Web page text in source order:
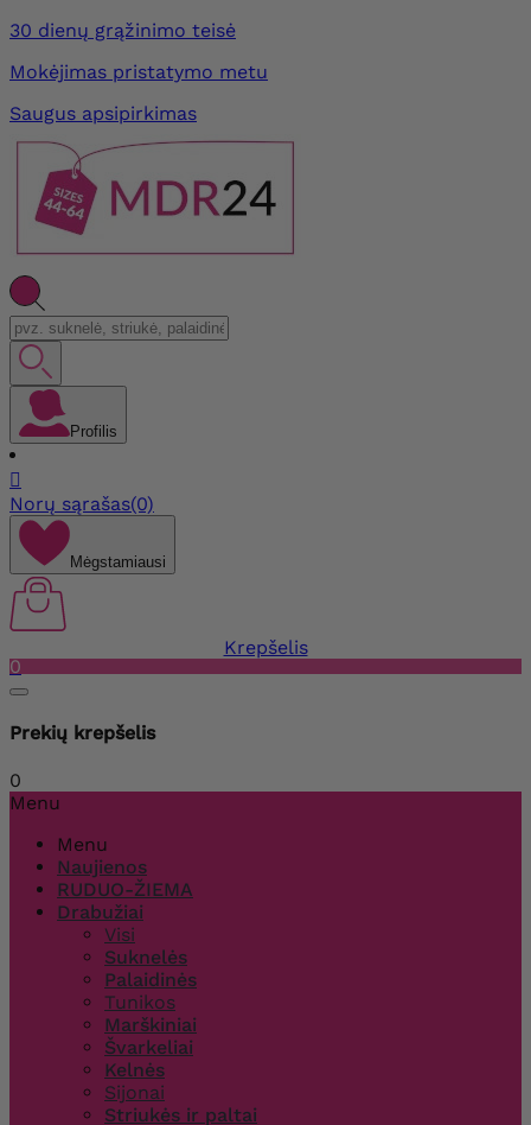
30 dienų grąžinimo teisė
Mokėjimas pristatymo metu
Saugus apsipirkimas
Profilis

Norų sąrašas(0)
Mėgstamiausi
Krepšelis
0
Prekių krepšelis
0
Menu
Menu
Naujienos
RUDUO-ŽIEMA
Drabužiai
Visi
Suknelės
Palaidinės
Tunikos
Marškiniai
Švarkeliai
Kelnės
Sijonai
Striukės ir paltai